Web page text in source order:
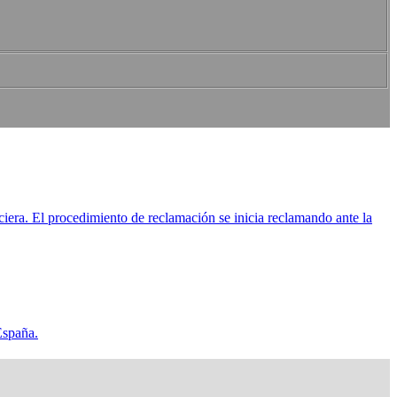
El procedimiento de reclamación se inicia reclamando ante la